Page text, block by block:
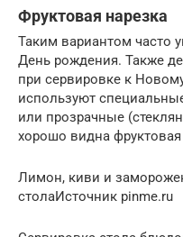
Фруктовая нарезка
Таким вариантом часто
День рождения. Также
при сервировке к
используют
или прозрачные
хорошо видна
Лимон, киви и
столаИсточник pinme.ru